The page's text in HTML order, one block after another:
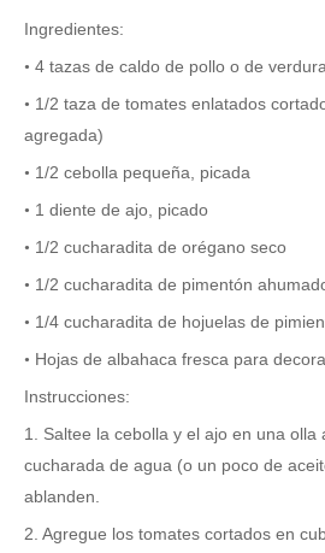
Ingredientes:
• 4 tazas de caldo de pollo o de
• 1/2 taza de tomates enlatados
agregada)
• 1/2 cebolla pequeña, picada
• 1 diente de ajo, picado
• 1/2 cucharadita de orégano seco
• 1/2 cucharadita de pimentón
• 1/4 cucharadita de hojuelas de
• Hojas de albahaca fresca para
Instrucciones:
1. Saltee la cebolla y el ajo en una olla
cucharada de agua (o un poco de
ablanden.
2. Agregue los tomates cortados en